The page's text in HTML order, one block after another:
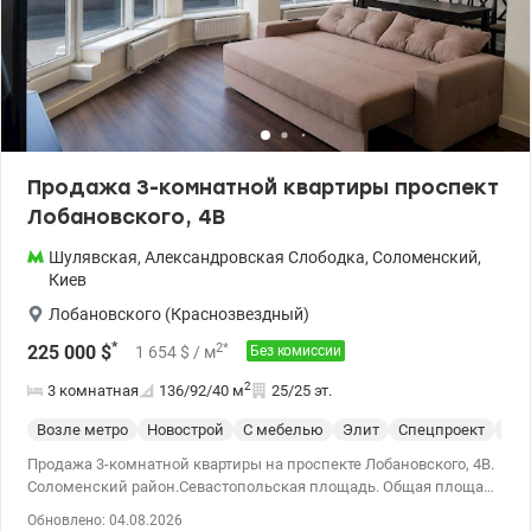
Продажа 3-комнатной квартиры проспект
Лобановского, 4В
Шулявская, Александровская Слободка, Соломенский,
Киев
Лобановского (Краснозвездный)
225 000 $* 1 654 $ / м2* Без комиссии
3 комнатная 136/92/40 м2 25/25 эт.
Возле метро Новострой С мебелью Элит Спецпроект
Продажа 3-комнатной квартиры на проспекте Лобановского, 4В.
Соломенский район.Севастопольская площадь. Общая площадь
Обновлено: 04.08.2026